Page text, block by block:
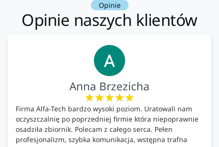
Opinie
Opinie naszych klientów
Anna Brzezicha
Firma Alfa-Tech bardzo wysoki poziom. Uratowali nam
oczyszczalnię po poprzedniej firmie która niepoprawnie
osadziła zbiornik. Polecam z całego serca. Pełen
profesjonalizm, szybka komunikacja, wstępna trafna